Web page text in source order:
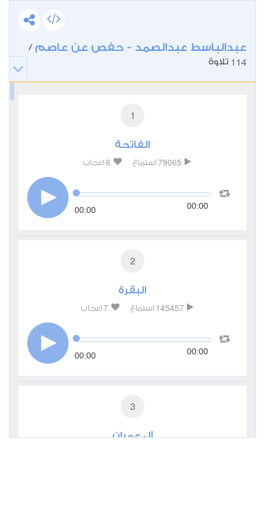
عبدالباسط عبدالصمد - حفص عن عاصم /
114 تلاوة
1
الفاتحة
79065 استماع 6 اعجاب
00:00 00:00
2
البقرة
145457 استماع 7 اعجاب
00:00 00:00
3
آل عمران